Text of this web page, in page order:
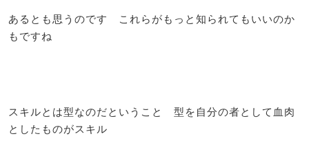
あるとも思うのです これらがもっと知られてもいいのか
もですね
スキルとは型なのだということ 型を自分の者として血肉
としたものがスキル